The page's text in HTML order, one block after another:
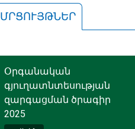
ՄՐՑՈՒՅԹՆԵՐ
Օրգանական
գյուղատնտեսության
զարգացման ծրագիր
2025